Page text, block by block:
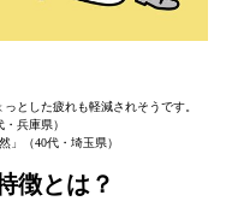
とした疲れも軽減されそうです。
兵庫県）
」（40代・埼玉県）
徴とは？